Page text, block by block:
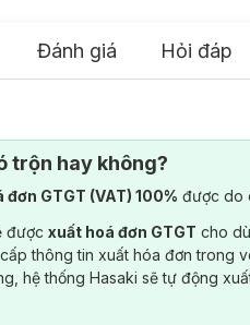
Đánh giá Hỏi đáp
trộn hay không?
đơn GTGT (VAT) 100% được do
được xuất hoá đơn GTGT cho
thông tin xuất hóa đơn trong
hệ thống Hasaki sẽ tự động